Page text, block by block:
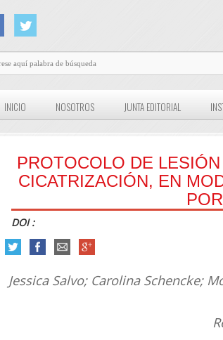
INICIO NOSOTROS JUNTA EDITORIAL
PROTOCOLO DE
CICATRIZACIÓN, EN
DOI :
Jessica Salvo; Carolina Schencke;